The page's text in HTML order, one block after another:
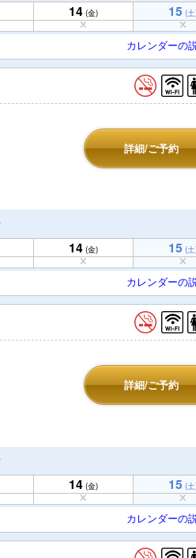
14 (金) 15 (
カレンダーの
詳細/ご予約
14 (金) 15 (
カレンダーの
詳細/ご予約
14 (金) 15 (
カレンダーの